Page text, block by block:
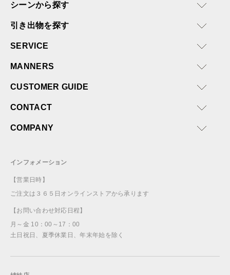
シーンから探す
引き出物を探す
SERVICE
MANNERS
CUSTOMER GUIDE
CONTACT
COMPANY
インフォメーション
【営業日時】
ご注文は３６５日オンラインストアから承ります
【お問い合わせ対応日程】
月～金 10：00～17：00
土日祝日、夏季休業日、年末年始を除く